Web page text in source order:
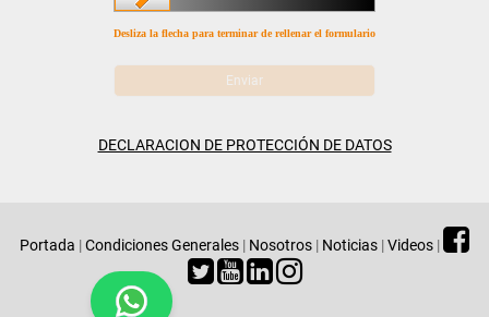
Desliza la flecha para terminar de rellenar el formulario
DECLARACION DE PROTECCIÓN DE DATOS
Portada |Condiciones Generales | Nosotros | Noticias |Videos |